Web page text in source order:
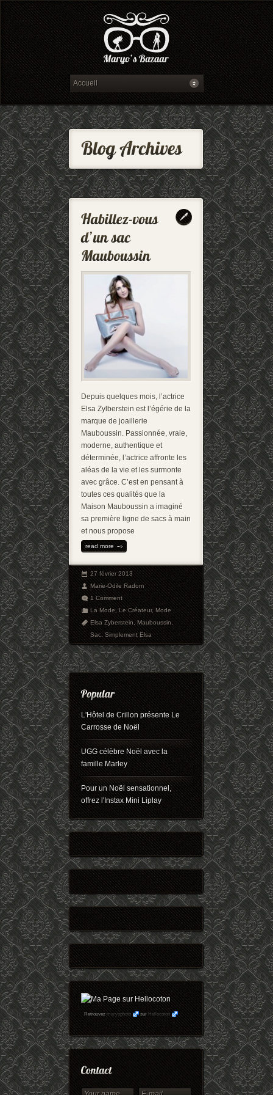
Depuis quelques mois, l’actrice
Elsa Zylberstein est l’égérie de la
marque de joaillerie
Mauboussin. Passionnée, vraie,
moderne, authentique et
déterminée, l’actrice affronte les
aléas de la vie et les surmonte
avec grâce. C’est en pensant à
toutes ces qualités que la
Maison Mauboussin a imaginé
sa première ligne de sacs à main
et nous propose
read more
27 février 2013
Marie-Odile Radom
1 Comment
La Mode,Le Créateur,Mode
Elsa Zyberstein,Mauboussin,
Sac,Simplement Elsa
L'Hôtel de Crillon présente Le
Carrosse de Noël
UGG célèbre Noël avec la
famille Marley
Pour un Noël sensationnel,
offrez l'Instax Mini Liplay
Retrouvezmaryophoto surHellocoton